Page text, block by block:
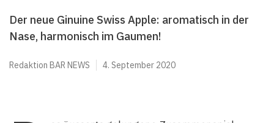
Der neue Ginuine Swiss Apple: aromatisch in der
Nase, harmonisch im Gaumen!
Redaktion BAR NEWS 4. September 2020